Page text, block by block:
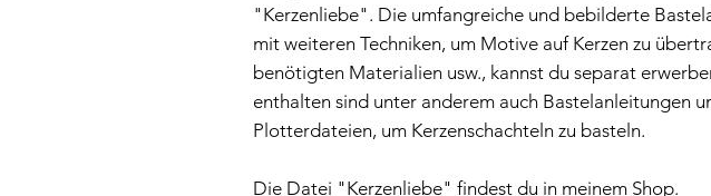
"Kerzenliebe". Die umfangreiche und bebilderte
mit weiteren Techniken, um Motive auf Kerzen zu
benötigten Materialien usw., kannst du separat
enthalten sind unter anderem auch Bastelanleitungen
Plotterdateien, um Kerzenschachteln zu basteln.
Die Datei "Kerzenliebe" findest du in meinem Shop.